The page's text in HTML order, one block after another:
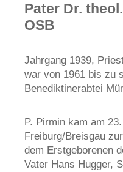
Pater Dr.
OSB
Jahrgang 1939,
war von 1961 bis zu
Benediktinerabtei
P. Pirmin kam am
Freiburg/Breisgau
dem Erstgeborenen
Vater Hans Hugger,